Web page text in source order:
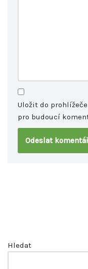
Uložit do
pro budoucí
Hledat